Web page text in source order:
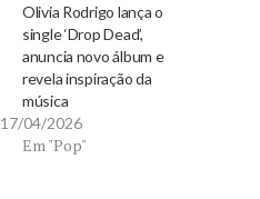
Olivia Rodrigo lança o
single ‘Drop Dead’,
anuncia novo álbum e
revela inspiração da
música
17/04/2026
Em "Pop"